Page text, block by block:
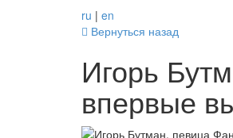
ru | en
Вернуться назад
Игорь
впервые